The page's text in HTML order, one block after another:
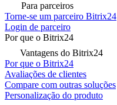
Para parceiros
Torne-se um parceiro Bitrix24
Login de parceiro
Por que o Bitrix24
Vantagens do Bitrix24
Por que o Bitrix24
Avaliações de clientes
Compare com outras soluções
Personalização do produto